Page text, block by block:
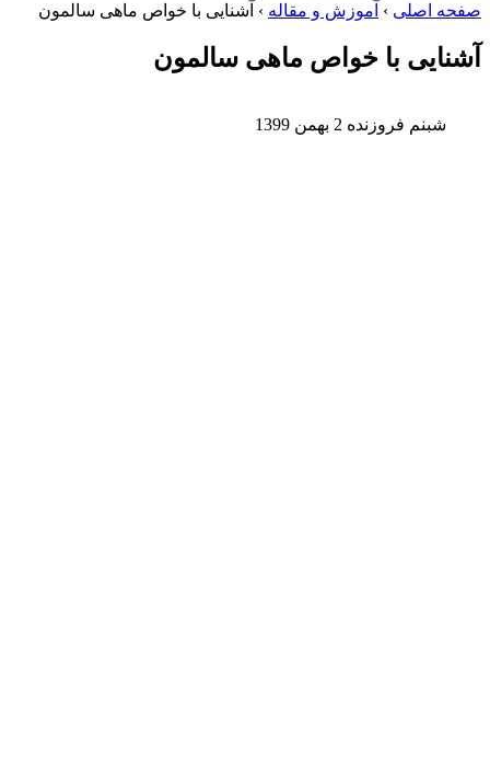
صفحه اصلی › آموزش و مقاله › آشنایی با خواص ماهی سالمون
آشنایی با خواص ماهی سالمون
شبنم فروزنده 2 بهمن 1399